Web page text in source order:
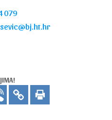
079